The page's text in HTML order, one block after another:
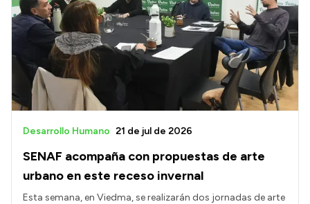
SENAF acompaña con propuestas de arte
urbano en este receso invernal
Desarrollo Humano 21 de jul de 2026
Esta semana, en Viedma, se realizarán dos jornadas de arte